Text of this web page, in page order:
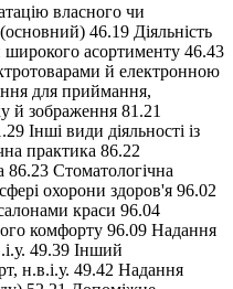
власного чи
46.19 Діяльність
широкого асортименту 46.43
й електронною
для приймання,
й зображення 81.21
Інші види діяльності із
практика 86.22
86.23 Стоматологічна
охорони здоров'я 96.02
краси 96.04
комфорту 96.09 Надання
49.39 Інший
н.в.і.у. 49.42 Надання